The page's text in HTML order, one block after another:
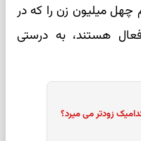
چهل میلیون زن را که در
هستند، به درستی
زودتر می میرد؟